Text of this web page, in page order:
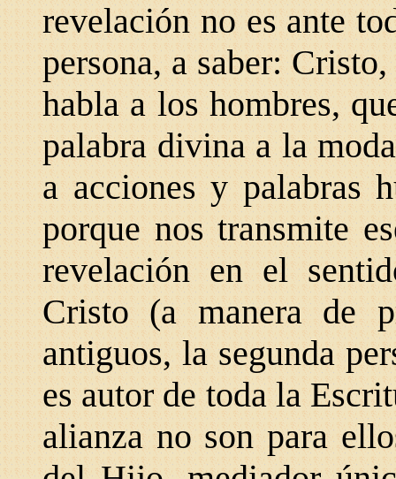
revelación no es ante
persona, asaber:
habla a los hombres,
palabra divina a la
a acciones y palabras
porque nos transmite
revelación en el
Cristo (a manera de
antiguos, la segunda
es autor de toda la
alianza no son para